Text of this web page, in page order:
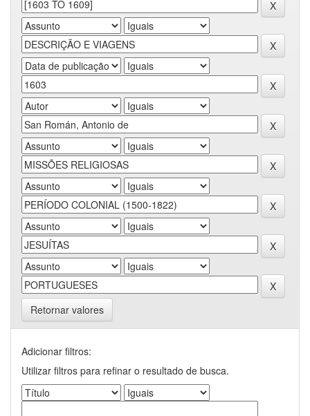
Retornar valores
Adicionar filtros:
Utilizar filtros para refinar o resultado de busca.